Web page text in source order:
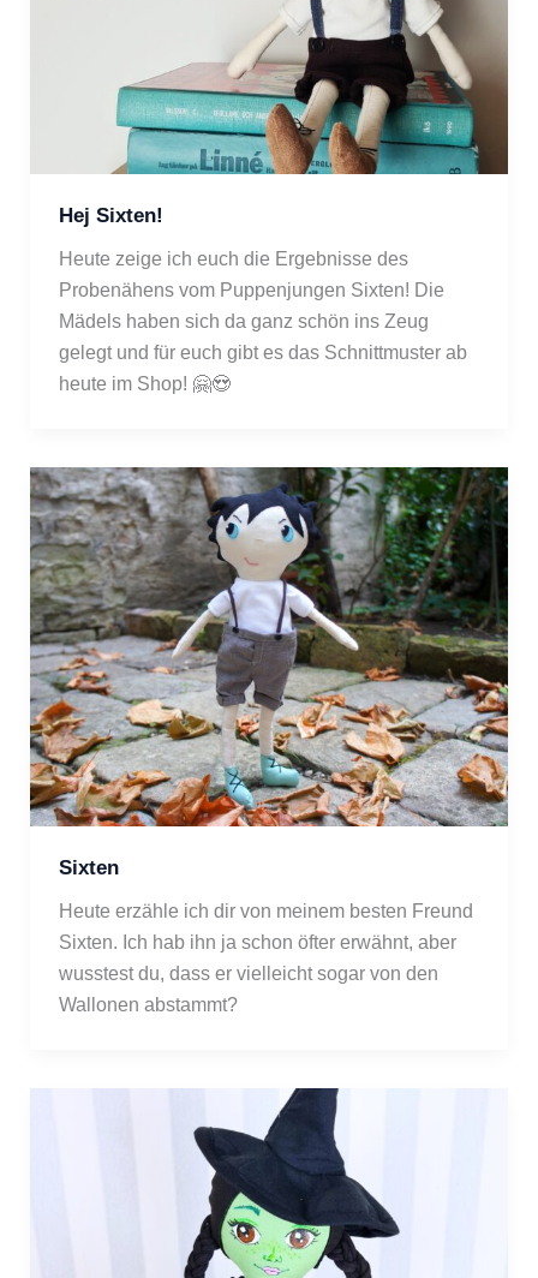
Hej Sixten!
Heute zeige ich euch die Ergebnisse des
Probenähens vom Puppenjungen Sixten! Die
Mädels haben sich da ganz schön ins Zeug
gelegt und für euch gibt es das Schnittmuster ab
heute im Shop! 🤗😍
Sixten
Heute erzähle ich dir von meinem besten Freund
Sixten. Ich hab ihn ja schon öfter erwähnt, aber
wusstest du, dass er vielleicht sogar von den
Wallonen abstammt?